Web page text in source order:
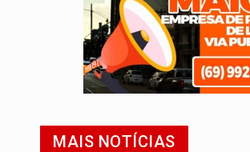
MAIS NOTÍCIAS